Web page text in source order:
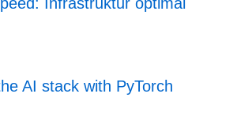
AI stack with PyTorch